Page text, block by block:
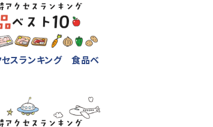
セスランキング 食品ベ